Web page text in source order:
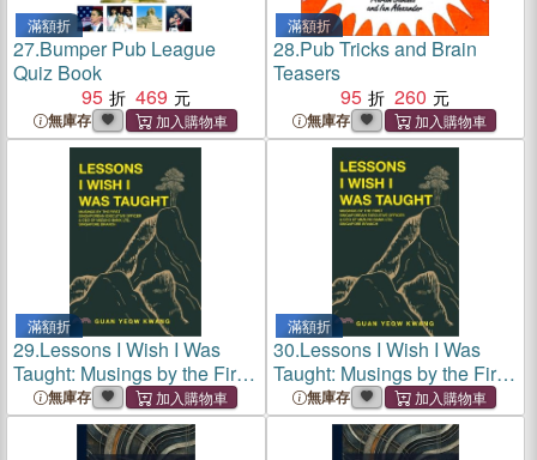
滿額折
27.Bumper Pub League
Quiz Book
95
469
無庫存
滿額折
28.Pub Tricks and Brain
Teasers
95
260
無庫存
滿額折
29.Lessons I Wish I Was
Taught: Musings by the First
Singaporean Executive
Officer & CEO of Mizuho
Bank Ltd, Singapore Branch
無庫存
滿額折
30.Lessons I Wish I Was
Taught: Musings by the First
Singaporean Executive
Officer & CEO of Mizuho
Bank Ltd, Singapore Branch
無庫存